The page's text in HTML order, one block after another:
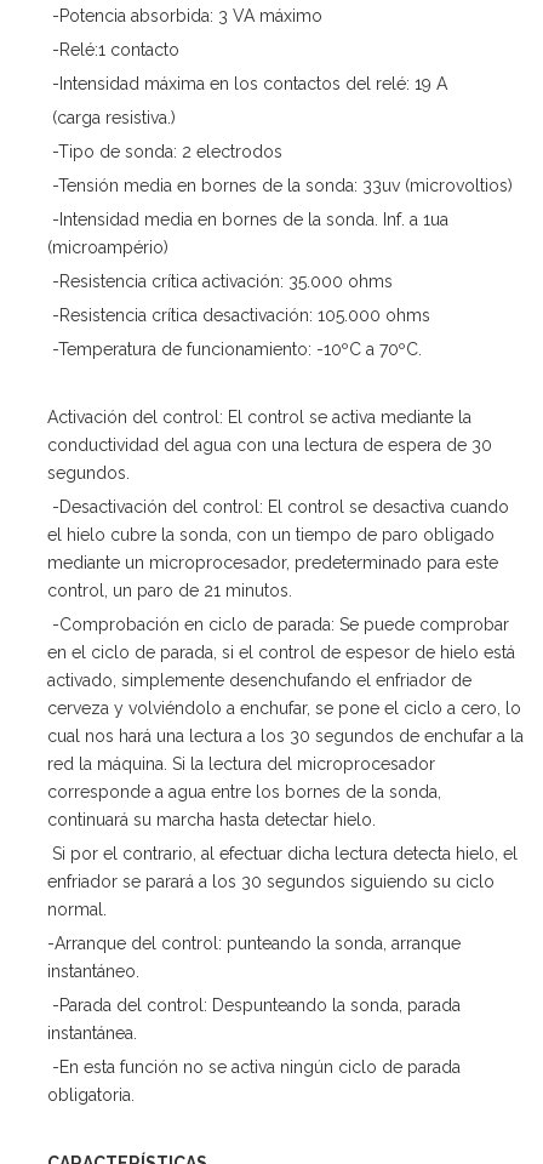
-Potencia absorbida: 3 VA máximo
-Relé:1 contacto
-Intensidad máxima en los contactos del relé: 19 A
(carga resistiva.)
-Tipo de sonda: 2 electrodos
-Tensión media en bornes de la sonda: 33uv (microvoltios)
-Intensidad media en bornes de la sonda. Inf. a 1ua
(microampério)
-Resistencia crítica activación: 35.000 ohms
-Resistencia crítica desactivación: 105.000 ohms
-Temperatura de funcionamiento: -10ºC a 70ºC.
Activación del control: El control se activa mediante la
conductividad del agua con una lectura de espera de 30
segundos.
-Desactivación del control: El control se desactiva cuando
el hielo cubre la sonda, con un tiempo de paro obligado
mediante un microprocesador, predeterminado para este
control, un paro de 21 minutos.
-Comprobación en ciclo de parada: Se puede comprobar
en el ciclo de parada, si el control de espesor de hielo está
activado, simplemente desenchufando el enfriador de
cerveza y volviéndolo a enchufar, se pone el ciclo a cero, lo
cual nos hará una lectura a los 30 segundos de enchufar a la
red la máquina. Si la lectura del microprocesador
corresponde a agua entre los bornes de la sonda,
continuará su marcha hasta detectar hielo.
Si por el contrario, al efectuar dicha lectura detecta hielo, el
enfriador se parará a los 30 segundos siguiendo su ciclo
normal.
-Arranque del control: punteando la sonda, arranque
instantáneo.
-Parada del control: Despunteando la sonda, parada
instantánea.
-En esta función no se activa ningún ciclo de parada
obligatoria.